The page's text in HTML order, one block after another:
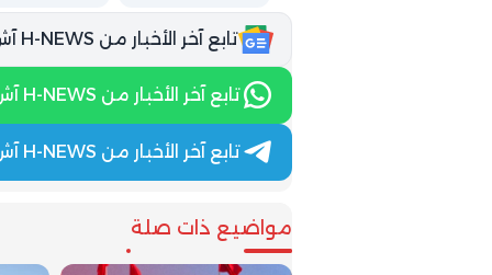
تابع آخر الأخبار من H-NEWS آش نيوز عبر Google News
تابع آخر الأخبار من H-NEWS آش نيوز عبر WhatsApp
تابع آخر الأخبار من H-NEWS آش نيوز عبر Telegram
مواضيع ذات صلة